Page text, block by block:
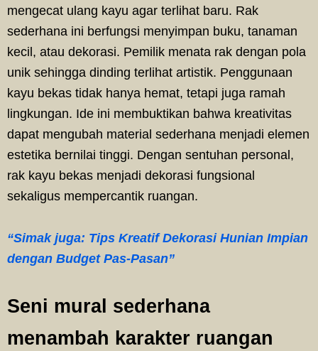
mengecat ulang kayu agar terlihat baru. Rak
sederhana ini berfungsi menyimpan buku, tanaman
kecil, atau dekorasi. Pemilik menata rak dengan pola
unik sehingga dinding terlihat artistik. Penggunaan
kayu bekas tidak hanya hemat, tetapi juga ramah
lingkungan. Ide ini membuktikan bahwa kreativitas
dapat mengubah material sederhana menjadi elemen
estetika bernilai tinggi. Dengan sentuhan personal,
rak kayu bekas menjadi dekorasi fungsional
sekaligus mempercantik ruangan.
“Simak juga: Tips Kreatif Dekorasi Hunian Impian
dengan Budget Pas-Pasan”
Seni mural sederhana
menambah karakter ruangan